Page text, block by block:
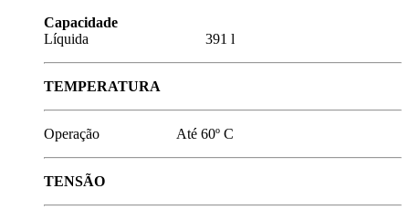
Capacidade
Líquida 391 l
TEMPERATURA
Operação Até 60º C
TENSÃO